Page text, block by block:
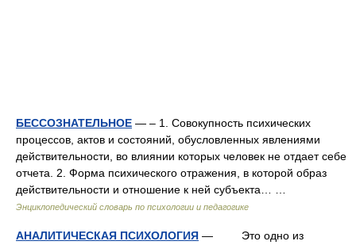
БЕССОЗНАТЕЛЬНОЕ — – 1. Совокупность психических
процессов, актов и состояний, обусловленных явлениями
действительности, во влиянии которых человек не отдает себе
отчета. 2. Форма психического отражения, в которой образ
действительности и отношение к ней субъекта… …
Энциклопедический словарь по психологии и педагогике
АНАЛИТИЧЕСКАЯ ПСИХОЛОГИЯ — Это одно из